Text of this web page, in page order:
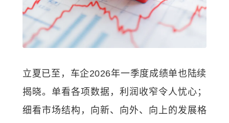
立夏已至，车企2026年一季度成绩单也陆续
揭晓。单看各项数据，利润收窄令人忧心；
细看市场结构，向新、向外、向上的发展格